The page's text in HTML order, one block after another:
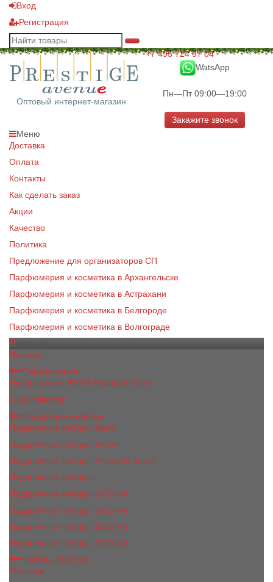
Вход
Регистрация
Оптовый интернет-магазин
+7 495 724 97 04
WatsApp
Пн—Пт 09:00—19:00
Закажите звонок
Меню
Доставка
Оплата
Контакты
Как сделать заказ
Акции
Качество
Политика
Предложение для организаторов СП
Парфюмерия и косметика в Архангельске
Парфюмерия и косметика в Астрахани
Парфюмерия и косметика в Белгороде
Парфюмерия и косметика в Волгограде
Новинки
Парфюмерия
Парфюмерия BEA'S Beauty & Scent
Luxe collection
Подарочные наборы
Подарочные наборы Bea's
Подарочные наборы 4х5ml
Подарочные наборы Victoria's Secret
Подарочные наборы
Подарочные наборы 2x15 мл
Подарочные наборы 3х15 мл
Подарочные наборы 3x50 мл
Подарочные наборы 3x20 мл
Наборы 3х20 мл
Женские